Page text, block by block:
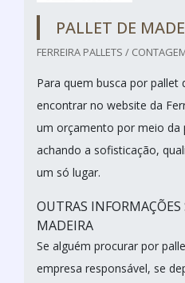
PALLET DE
FERREIRA PALLETS /
Para quem busca por pallet
encontrar no website da
um orçamento por meio da
achando a sofisticação,
um só lugar.
OUTRAS
MADEIRA
Se alguém procurar por
empresa responsável, se